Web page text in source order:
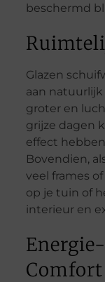
beschermd
Glazen
aan
groter en
grijze dagen
effect
Bovendien,
veel frames
op je tuin of
interieur en
Comfort